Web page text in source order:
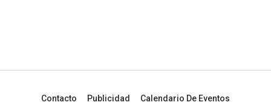
Contacto Publicidad Calendario De Eventos